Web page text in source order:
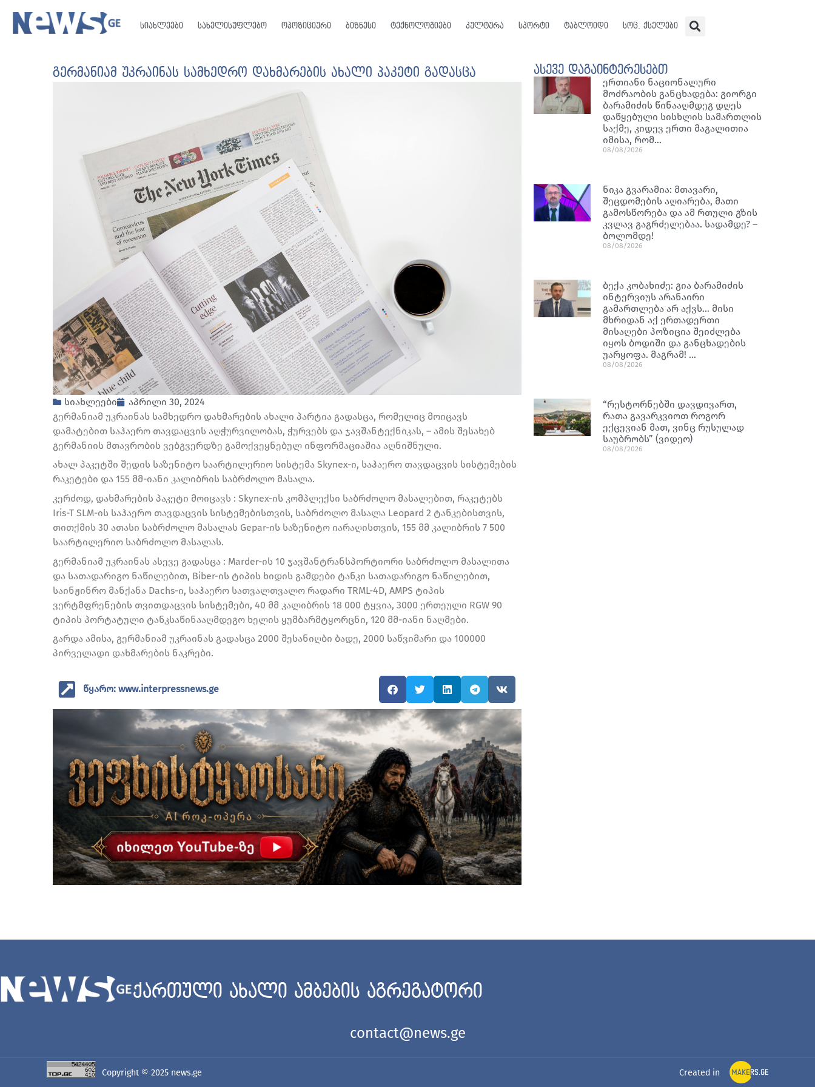
სიახლეები სახელისუფლებო ოპოზიციური ბიზნესი ტექნოლოგიები კულტურა სპორტი ტაბლოიდი სოც. ქსელები
გერმანიამ უკრაინას სამხედრო დახმარების ახალი პაკეტი გადასცა
სიახლეები
აპრილი 30, 2024
გერმანიამ უკრაინას სამხედრო დახმარების ახალი პარტია გადასცა, რომელიც მოიცავს
დამატებით საჰაერო თავდაცვის აღჭურვილობას, ჭურვებს და ჯავშანტექნიკას, – ამის შესახებ
გერმანიის მთავრობის ვებგვერდზე გამოქვეყნებულ ინფორმაციაშია აღნიშნული.
ახალ პაკეტში შედის საზენიტო საარტილერიო სისტემა Skynex-ი, საჰაერო თავდაცვის სისტემების
რაკეტები და 155 მმ-იანი კალიბრის საბრძოლო მასალა.
კერძოდ, დახმარების პაკეტი მოიცავს : Skynex-ის კომპლექსი საბრძოლო მასალებით, რაკეტებს
Iris-T SLM-ის საჰაერო თავდაცვის სისტემებისთვის, საბრძოლო მასალა Leopard 2 ტანკებისთვის,
თითქმის 30 ათასი საბრძოლო მასალას Gepar-ის საზენიტო იარაღისთვის, 155 მმ კალიბრის 7 500
საარტილერიო საბრძოლო მასალას.
გერმანიამ უკრაინას ასევე გადასცა : Marder-ის 10 ჯავშანტრანსპორტიორი საბრძოლო მასალითა
და სათადარიგო ნაწილებით, Biber-ის ტიპის ხიდის გამდები ტანკი სათადარიგო ნაწილებით,
საინჟინრო მანქანა Dachs-ი, საჰაერო სათვალთვალო რადარი TRML-4D, AMPS ტიპის
ვერტმფრენების თვითდაცვის სისტემები, 40 მმ კალიბრის 18 000 ტყვია, 3000 ერთეული RGW 90
ტიპის პორტატული ტანკსაწინააღმდეგო ხელის ყუმბარმტყორცნი, 120 მმ-იანი ნაღმები.
გარდა ამისა, გერმანიამ უკრაინას გადასცა 2000 შესანიღბი ბადე, 2000 საწვიმარი და 100000
პირველადი დახმარების ნაკრები.
წყარო: www.interpressnews.ge
ასევე დაგაინტერესებთ
ერთიანი ნაციონალური
მოძრაობის განცხადება: გიორგი
ბარამიძის წინააღმდეგ დღეს
დაწყებული სისხლის სამართლის
საქმე, კიდევ ერთი მაგალითია
იმისა, რომ…
08/08/2026
ნიკა გვარამია: მთავარი,
შეცდომების აღიარება, მათი
გამოსწორება და ამ რთული გზის
კვლავ გაგრძელებაა. სადამდე? –
ბოლომდე!
08/08/2026
ბექა კობახიძე: გია ბარამიძის
ინტერვიუს არანაირი
გამართლება არ აქვს… მისი
მხრიდან აქ ერთადერთი
მისაღები პოზიცია შეიძლება
იყოს ბოდიში და განცხადების
უარყოფა. მაგრამ! …
08/08/2026
“რესტორნებში დავდივართ,
რათა გავარკვიოთ როგორ
ექცევიან მათ, ვინც რუსულად
საუბრობს” (ვიდეო)
08/08/2026
ქართული ახალი ამბების აგრეგატორი
contact@news.ge
Copyright © 2025 news.ge Created in